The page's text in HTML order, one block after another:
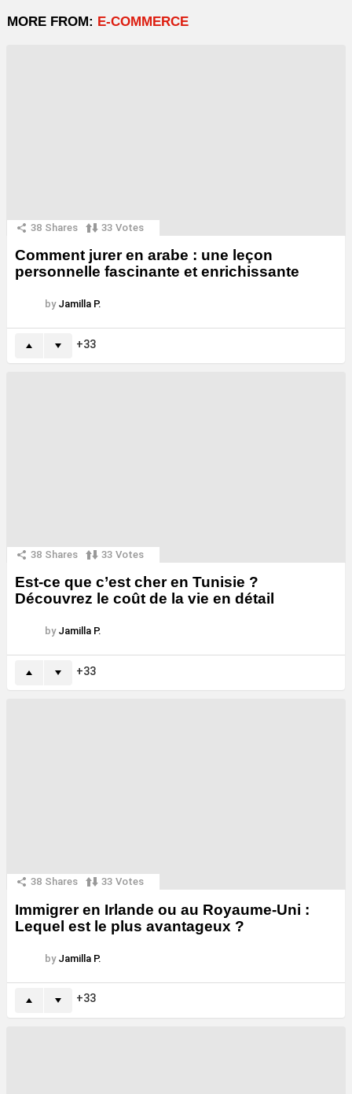
MORE FROM: E-COMMERCE
38 Shares 33 Votes
Comment jurer en arabe : une leçon
personnelle fascinante et enrichissante
by Jamilla P.
33
38 Shares 33 Votes
Est-ce que c’est cher en Tunisie ?
Découvrez le coût de la vie en détail
by Jamilla P.
33
38 Shares 33 Votes
Immigrer en Irlande ou au Royaume-Uni :
Lequel est le plus avantageux ?
by Jamilla P.
33